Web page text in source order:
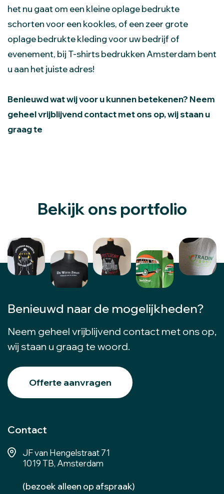
het nu gaat om een kleine oplage bedrukte
schorten voor een kookles, of een zeer grote
oplage bedrukte kleding voor uw bedrijf of
evenement, bij T-shirts bedrukken Amsterdam bent
u aan het juiste adres!
Benieuwd wat wij voor u kunnen betekenen? Neem
geheel vrijblijvend contact met ons op, wij staan u
graag te
Bekijk ons portfolio
Benieuwd naar de mogelijkheden?
Neem geheel vrijblijvend contact met ons op,
wij staan u graag te woord.
Offerte aanvragen
Contact
JF van Hengelstraat 71
1019 TB, Amsterdam
(bezoek alleen op afspraak)